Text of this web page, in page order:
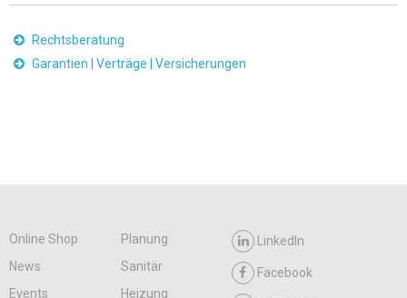
Rechtsberatung
Garantien | Verträge | Versicherungen
Online Shop
Planung
News
Sanitär
Events
Heizung
LinkedIn
Facebook